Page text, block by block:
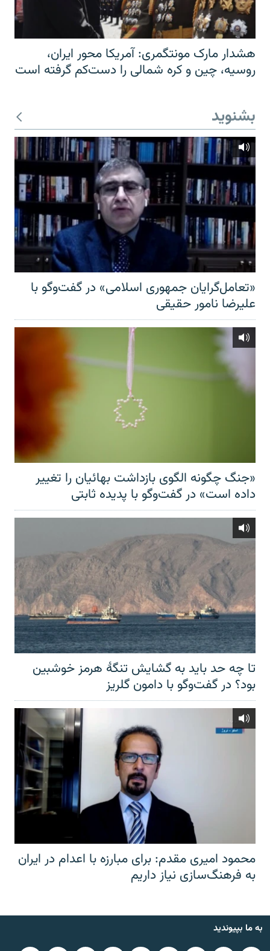
هشدار مارک مونتگمری: آمریکا محور ایران،
روسیه، چین و کره شمالی را دست‌کم گرفته است
بشنوید
«تعامل‌گرایان جمهوری اسلامی» در گفت‌وگو با
علیرضا نامور حقیقی
«جنگ چگونه الگوی بازداشت بهائیان را تغییر
داده است» در گفت‌وگو با پدیده ثابتی
تا چه حد باید به گشایش تنگهٔ هرمز خوشبین
بود؟ در گفت‌وگو با دامون گلریز
محمود امیری مقدم: برای مبارزه با اعدام در ایران
به فرهنگ‌سازی نیاز داریم
به ما بپیوندید